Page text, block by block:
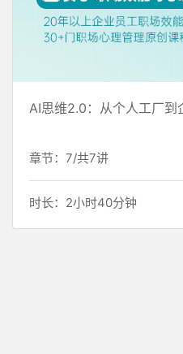
AI思维2.0：从个人工厂
章节：7/共7讲
时长：2小时40分钟